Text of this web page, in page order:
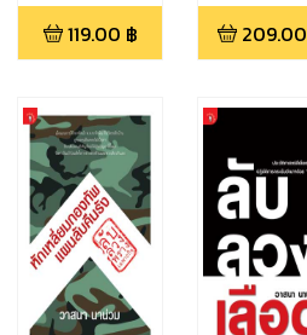
119.00 ฿ 209.00